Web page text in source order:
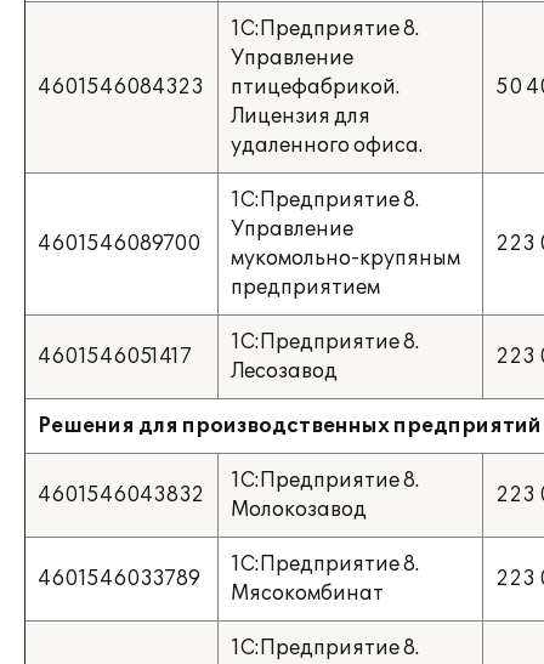
4601546084323
1С:Предприятие 8.
Управление
птицефабрикой.
Лицензия для
удаленного офиса.
50
4601546089700
1С:Предприятие 8.
Управление
мукомольно-крупяным
предприятием
223
4601546051417
1С:Предприятие 8.
Лесозавод
223
Решения для производственных предприятий
4601546043832
1С:Предприятие 8.
Молокозавод
223
4601546033789
1С:Предприятие 8.
Мясокомбинат
223
1С:Предприятие 8.